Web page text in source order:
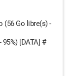
(56 Go libre(s) -
[DATA] #